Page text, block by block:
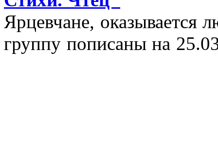
Ярцевчане,
группу пописаны на